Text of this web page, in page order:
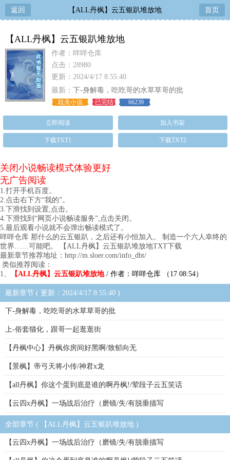
返回 【ALL丹枫】云五银趴堆放地 首页
【ALL丹枫】云五银趴堆放地
作者：咩咩仓库
点击：28980
更新：2024/4/17 8:55:40
最新： 下-身解毒，吃吃哥的水草草哥的批
耽美小说 已完结 66239
立即阅读 加入书架
下载TXT1 下载TXT2
关闭小说畅读模式体验更好
无广告阅读
1.打开手机百度。
2.点击右下方“我的”。
3.下滑找到设置,点击。
4.下滑找到“网页小说畅读服务”,点击关闭。
5.最后观看小说就不会弹出畅读模式了。
咩咩仓库 那什么的云五银趴，之后还有小恒加入。 制造一个六人幸终的
世界……可能吧。 【ALL丹枫】云五银趴堆放地TXT下载
最新章节推荐地址：http://m.sloer.com/info_dbt/
类似推荐阅读：
1、
【ALL丹枫】云五银趴堆放地/ 作者：咩咩仓库 （17 08:54）
最新章节 ( 更新：2024/4/17 8:55:40 )
下-身解毒，吃吃哥的水草草哥的批
上-俗套猫化，跟哥一起逛逛街
【丹枫中心】丹枫你房间好黑啊/致郁向无
【景枫】帝弓天将小传/神君x龙
【all丹枫】你这个蛋到底是谁的啊丹枫!/荤段子云五笑话
【云四x丹枫】一场战后治疗（磨镜/失/有脱垂描写
全部章节 ( 【ALL丹枫】云五银趴堆放地 )
【云四x丹枫】一场战后治疗（磨镜/失/有脱垂描写